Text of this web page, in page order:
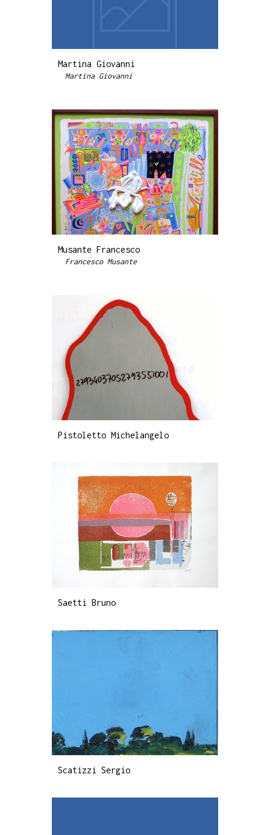
Martina Giovanni
Martina Giovanni
Musante Francesco
Francesco Musante
Pistoletto Michelangelo
Saetti Bruno
Scatizzi Sergio